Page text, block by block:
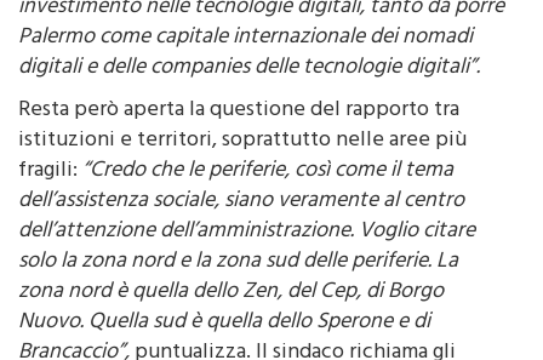
Una conferma della capacità realizzativa e di
investimento nelle tecnologie digitali, tanto da porre
Palermo come capitale internazionale dei nomadi
digitali e delle companies delle tecnologie digitali”.
Resta però aperta la questione del rapporto tra
istituzioni e territori, soprattutto nelle aree più
fragili:“Credo che le periferie, così come il tema
dell’assistenza sociale, siano veramente al centro
dell’attenzione dell’amministrazione. Voglio citare
solo la zona nord e la zona sud delle periferie. La
zona nord è quella dello Zen, del Cep, di Borgo